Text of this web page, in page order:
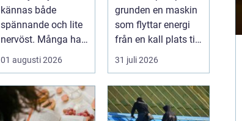
kännas både
spännande och lite
nervöst. Många har
ärvt mynt, hittat
gamla burkar ...
01 augusti 2026
klimat
grunden en maskin
som flyttar energi
från en kall plats till
en varm. Den
använder...
31 juli 2026